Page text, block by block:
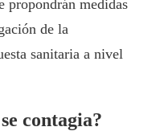
propondrán medidas
de la
sanitaria a nivel
contagia?